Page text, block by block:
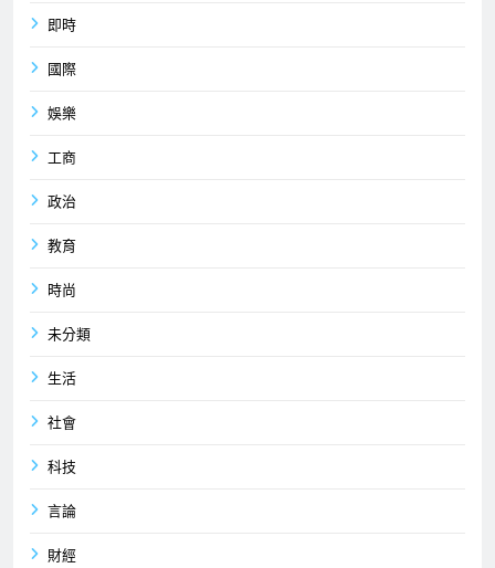
即時
國際
娛樂
工商
政治
教育
時尚
未分類
生活
社會
科技
言論
財經